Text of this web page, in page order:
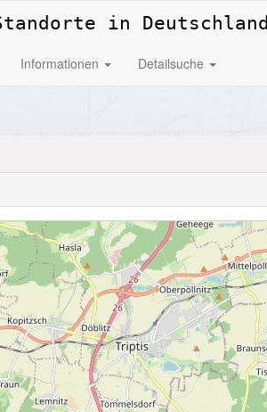
in Deutschland
Informationen Detailsuche